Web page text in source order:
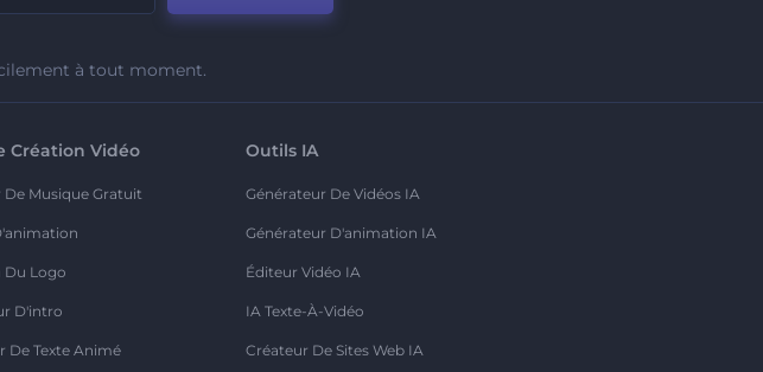
à tout moment.
Création Vidéo
De Musique Gratuit
Logo
D'intro
De Texte Animé
Outils IA
Générateur De Vidéos IA
Générateur D'animation IA
Éditeur Vidéo IA
IA Texte-À-Vidéo
Créateur De Sites Web IA